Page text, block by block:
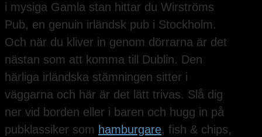
i mysiga Gamla stan hittar du Wirströms
Pub, en genuin irländsk pub i Stockholm.
Och när du kliver in genom dörrarna är det
nästan som att komma till Dublin. Den
härliga irländska stämningen sitter i
väggarna och här är det lätt trivas. Slå dig
ner vid borden eller i baren och hugg in på
pubklassiker som hamburgare, fish & chips,